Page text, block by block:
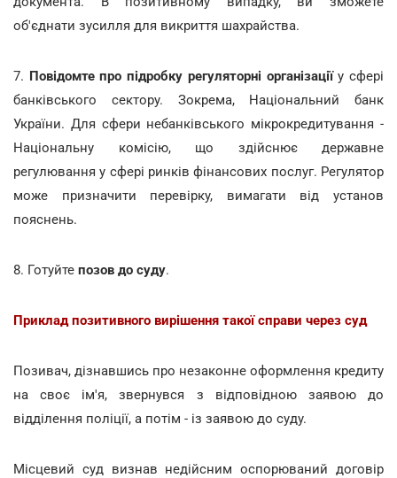
об'єднати зусилля для викриття шахрайства.
7. Повідомте про підробку регуляторні організаціїу сфері
банківського сектору. Зокрема, Національний банк
України. Для сфери небанківського мікрокредитування -
Національну комісію, що здійснює державне
регулювання у сфері ринків фінансових послуг. Регулятор
може призначити перевірку, вимагати від установ
пояснень.
8. Готуйте позов до суду.
Приклад позитивного вирішення такої справи через суд
Позивач, дізнавшись про незаконне оформлення кредиту
на своє ім'я, звернувся з відповідною заявою до
відділення поліції, а потім - із заявою до суду.
Місцевий суд визнав недійсним оспорюваний договір